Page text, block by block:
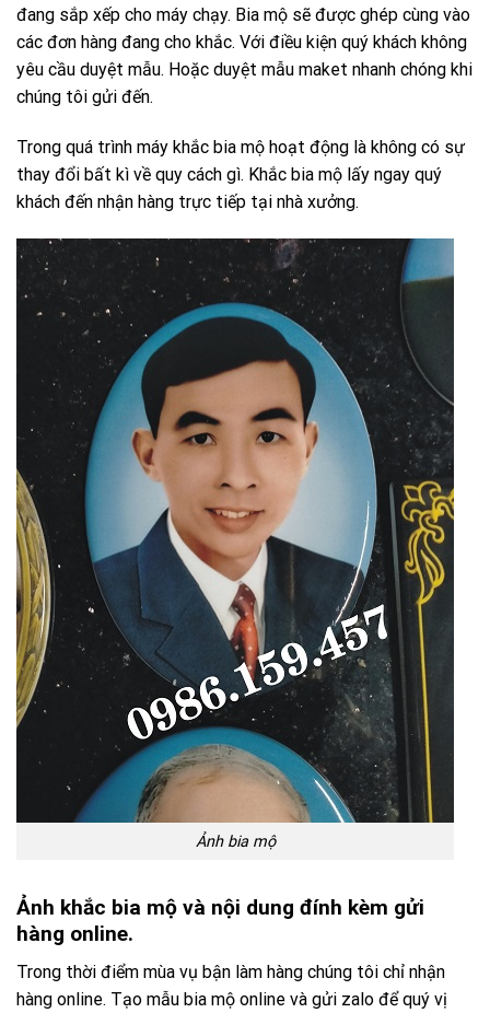
đang sắp xếp cho máy chạy. Bia mộ sẽ được ghép cùng vào
các đơn hàng đang cho khắc. Với điều kiện quý khách không
yêu cầu duyệt mẫu. Hoặc duyệt mẫu maket nhanh chóng khi
chúng tôi gửi đến.
Trong quá trình máy khắc bia mộ hoạt động là không có sự
thay đổi bất kì về quy cách gì. Khắc bia mộ lấy ngay quý
khách đến nhận hàng trực tiếp tại nhà xưởng.
Ảnh bia mộ
Ảnh khắc bia mộ và nội dung đính kèm gửi
hàng online.
Trong thời điểm mùa vụ bận làm hàng chúng tôi chỉ nhận
hàng online. Tạo mẫu bia mộ online và gửi zalo để quý vị